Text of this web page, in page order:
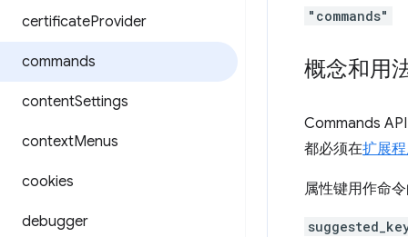
certificateProvider
commands
contentSettings
contextMenus
cookies
debugger
"commands"
概念和用
Commands
都必须在扩展
属性键用作命